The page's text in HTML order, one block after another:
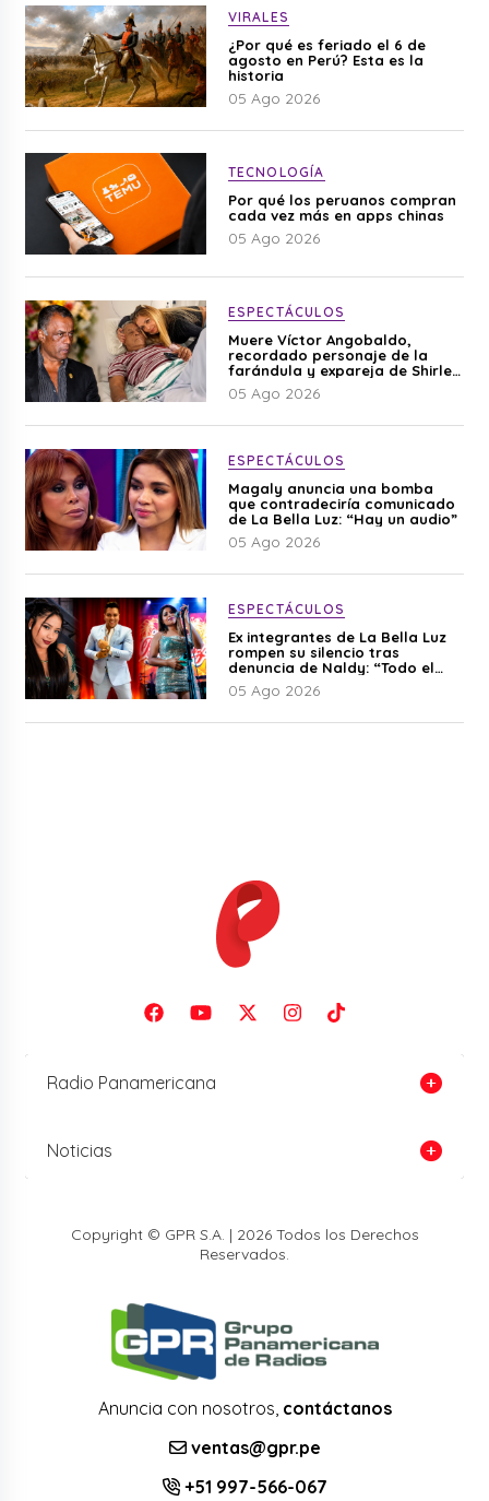
VIRALES
¿Por qué es feriado el 6 de
agosto en Perú? Esta es la
historia
05 Ago 2026
TECNOLOGÍA
Por qué los peruanos compran
cada vez más en apps chinas
05 Ago 2026
ESPECTÁCULOS
Muere Víctor Angobaldo,
recordado personaje de la
farándula y expareja de Shirley
Cherres
05 Ago 2026
ESPECTÁCULOS
Magaly anuncia una bomba
que contradeciría comunicado
de La Bella Luz: “Hay un audio”
05 Ago 2026
ESPECTÁCULOS
Ex integrantes de La Bella Luz
rompen su silencio tras
denuncia de Naldy: “Todo el
mundo lo sabía”
05 Ago 2026
Radio Panamericana
Noticias
Copyright © GPR S.A. | 2026 Todos los Derechos
Reservados.
Anuncia con nosotros, contáctanos
ventas@gpr.pe
+51 997-566-067